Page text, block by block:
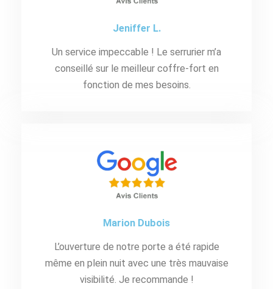
Jeniffer L.
Un service impeccable ! Le serrurier m’a
conseillé sur le meilleur coffre-fort en
fonction de mes besoins.
Marion Dubois
L’ouverture de notre porte a été rapide
même en plein nuit avec une très mauvaise
visibilité. Je recommande !